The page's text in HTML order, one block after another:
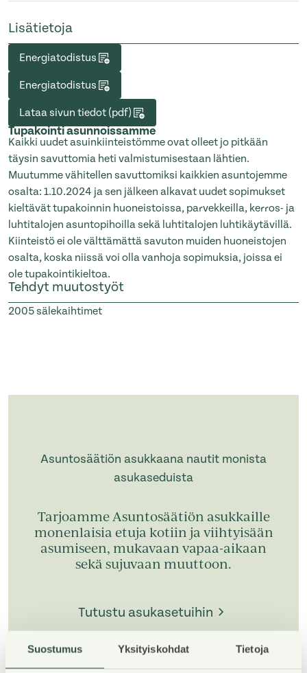
Suostumus Yksityiskohdat Tietoja
Lisätietoja
Energiatodistus
Energiatodistus
Lataa sivun tiedot (pdf)
Tupakointi asunnoissamme
Kaikki uudet asuinkiinteistömme ovat olleet jo pitkään
täysin savuttomia heti valmistumisestaan lähtien.
Muutumme vähitellen savuttomiksi kaikkien asuntojemme
osalta: 1.10.2024 ja sen jälkeen alkavat uudet sopimukset
kieltävät tupakoinnin huoneistoissa, parvekkeilla, kerros- ja
luhtitalojen asuntopihoilla sekä luhtitalojen luhtikäytävillä.
Kiinteistö ei ole välttämättä savuton muiden huoneistojen
osalta, koska niissä voi olla vanhoja sopimuksia, joissa ei
ole tupakointikieltoa.
Tehdyt muutostyöt
2005sälekaihtimet
Asuntosäätiön asukkaana nautit monista
asukaseduista
Tarjoamme Asuntosäätiön asukkaille
monenlaisia etuja kotiin ja viihtyisään
asumiseen, mukavaan vapaa-aikaan
sekä sujuvaan muuttoon.
Tutustu asukasetuihin